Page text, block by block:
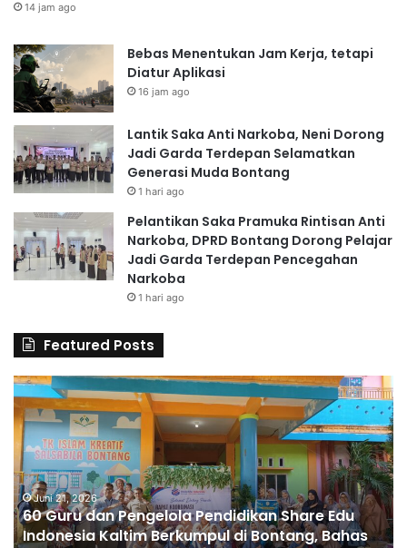
14 jam ago
Bebas Menentukan Jam Kerja, tetapi
Diatur Aplikasi
16 jam ago
Lantik Saka Anti Narkoba, Neni Dorong
Jadi Garda Terdepan Selamatkan
Generasi Muda Bontang
1 hari ago
Pelantikan Saka Pramuka Rintisan Anti
Narkoba, DPRD Bontang Dorong Pelajar
Jadi Garda Terdepan Pencegahan
Narkoba
1 hari ago
Featured Posts
6
0
G
u
r
u
d
a
n
Juni 21, 2026
60 Guru dan Pengelola Pendidikan Share Edu
Indonesia Kaltim Berkumpul di Bontang, Bahas